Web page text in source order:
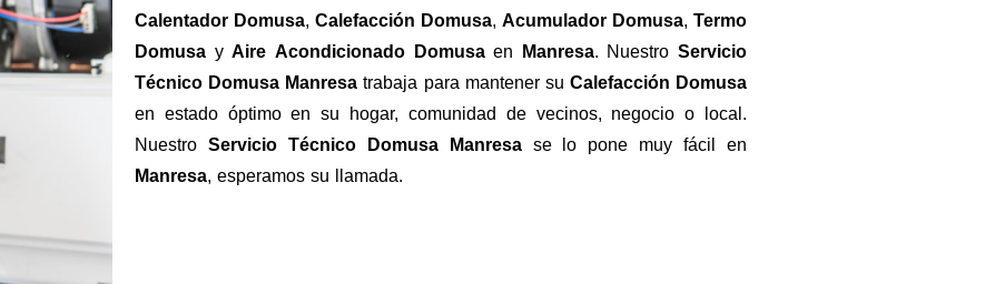
Calentador Domusa, Calefacción Domusa, Acumulador Domusa, Termo
Domusa yAire Acondicionado Domusaen Manresa. Nuestro Servicio
Técnico Domusa Manresa trabaja para mantener su Calefacción Domusa
en estado óptimo en su hogar, comunidad de vecinos, negocio o local.
Nuestro Servicio Técnico Domusa Manresase lo pone muy fácil en
Manresa, esperamos su llamada.